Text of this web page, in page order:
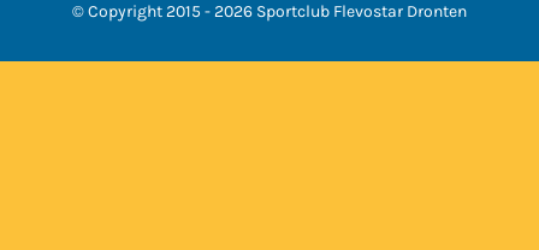
© Copyright 2015 -2026 Sportclub Flevostar Dronten